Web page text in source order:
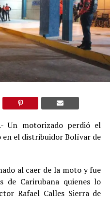
Un motorizado perdió el
el distribuidor Bolívar de
al caer de la moto y fue
de Carirubana quienes lo
Rafael Calles Sierra de